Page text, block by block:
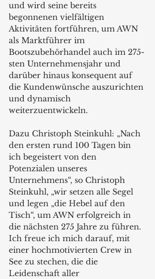
und wird seine bereits
begonnenen vielfältigen
Aktivitäten fortführen, um AWN
als Marktführer im
Bootszubehörhandel auch im 275-
sten Unternehmensjahr und
darüber hinaus konsequent auf
die Kundenwünsche auszurichten
und dynamisch
weiterzuentwickeln.
Dazu Christoph Steinkuhl: „Nach
den ersten rund 100 Tagen bin
ich begeistert von den
Potenzialen unseres
Unternehmens“, so Christoph
Steinkuhl, „wir setzen alle Segel
und legen „die Hebel auf den
Tisch“, um AWN erfolgreich in
die nächsten 275 Jahre zu führen.
Ich freue ich mich darauf, mit
einer hochmotivierten Crew in
See zu stechen, die die
Leidenschaft aller